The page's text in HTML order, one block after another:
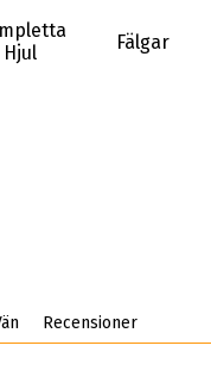
Hjul
Fälgar
Recensioner